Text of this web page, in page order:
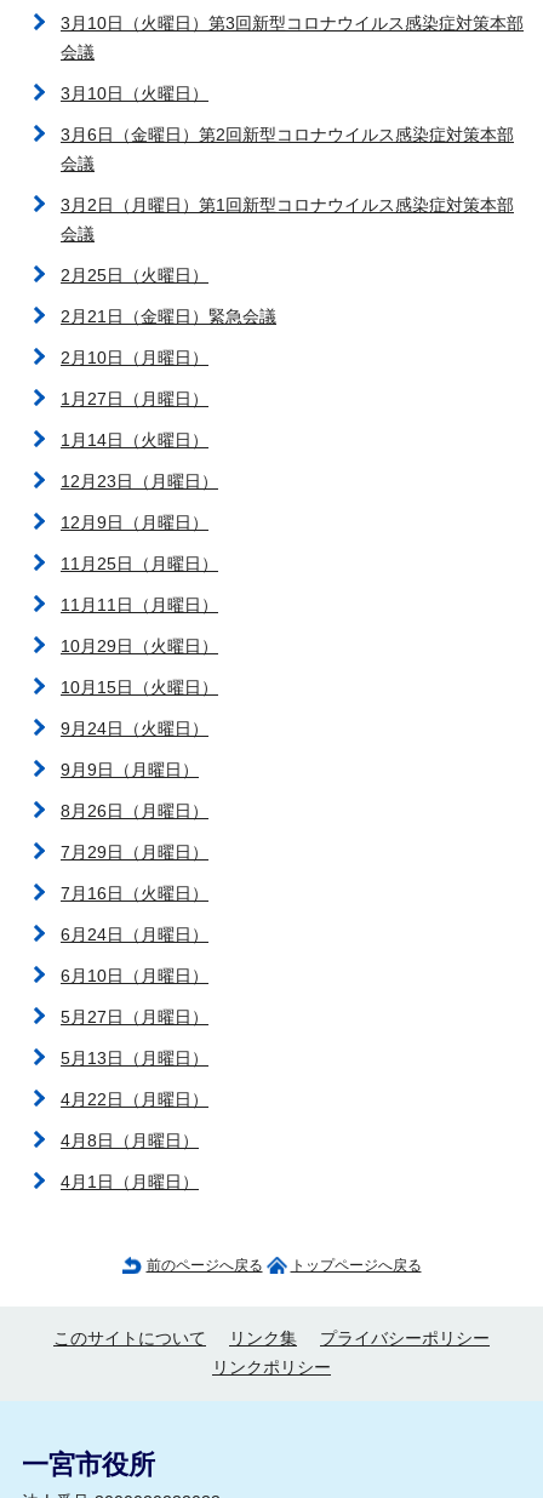
3月10日（火曜日）第3回新型コロナウイルス感染症対策本部
会議
3月10日（火曜日）
3月6日（金曜日）第2回新型コロナウイルス感染症対策本部
会議
3月2日（月曜日）第1回新型コロナウイルス感染症対策本部
会議
2月25日（火曜日）
2月21日（金曜日）緊急会議
2月10日（月曜日）
1月27日（月曜日）
1月14日（火曜日）
12月23日（月曜日）
12月9日（月曜日）
11月25日（月曜日）
11月11日（月曜日）
10月29日（火曜日）
10月15日（火曜日）
9月24日（火曜日）
9月9日（月曜日）
8月26日（月曜日）
7月29日（月曜日）
7月16日（火曜日）
6月24日（月曜日）
6月10日（月曜日）
5月27日（月曜日）
5月13日（月曜日）
4月22日（月曜日）
4月8日（月曜日）
4月1日（月曜日）
前のページへ戻る トップページへ戻る
このサイトについて リンク集
プライバシーポリシー
リンクポリシー
一宮市役所